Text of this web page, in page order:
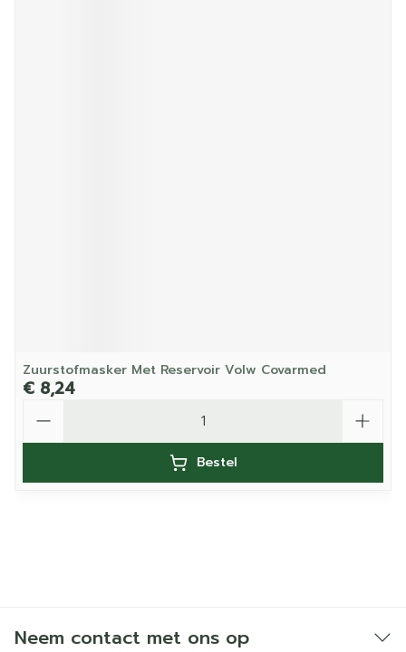
Zuurstofmasker Met Reservoir Volw Covarmed
€ 8,24
Bestel
Neem contact met ons op